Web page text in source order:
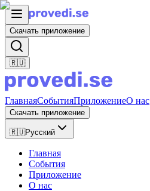
Скачать приложение
🇷🇺
ГлавнаяСобытияПриложениеО нас
Скачать приложение
🇷🇺Русский
Главная
События
Приложение
О нас